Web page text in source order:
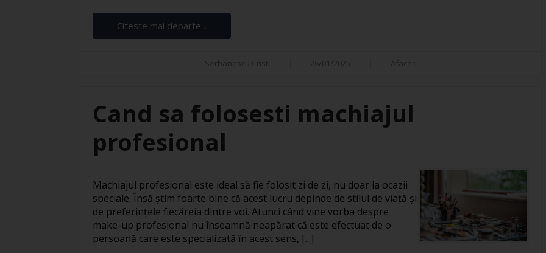
Citeste mai departe...
Cand sa folosesti machiajul
profesional
Machiajul profesional este ideal să fie folosit zi de zi, nu doar la ocazii
speciale. Însă știm foarte bine că acest lucru depinde de stilul de viață și
de preferințele fiecăreia dintre voi. Atunci când vine vorba despre
make-up profesional nu înseamnă neapărat că este efectuat de o
persoană care este specializată în acest sens, [...]